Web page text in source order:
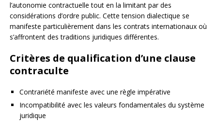
l’autonomie contractuelle tout en la limitant par des
considérations d’ordre public. Cette tension dialectique se
manifeste particulièrement dans les contrats internationaux où
s’affrontent des traditions juridiques différentes.
Critères de qualification d’une clause
contraculte
Contrariété manifeste avec une règle impérative
Incompatibilité avec les valeurs fondamentales du système
juridique